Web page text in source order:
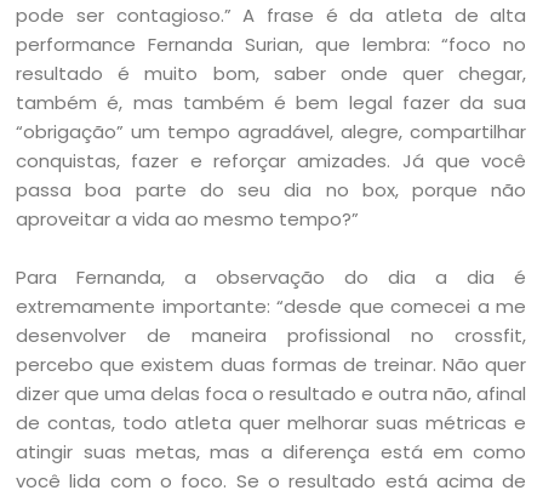
pode ser contagioso.” A frase é da atleta de alta
performance Fernanda Surian, que lembra: “foco no
resultado é muito bom, saber onde quer chegar,
também é, mas também é bem legal fazer da sua
“obrigação” um tempo agradável, alegre, compartilhar
conquistas, fazer e reforçar amizades. Já que você
passa boa parte do seu dia no box, porque não
aproveitar a vida ao mesmo tempo?”
Para Fernanda, a observação do dia a dia é
extremamente importante: “desde que comecei a me
desenvolver de maneira profissional no crossfit,
percebo que existem duas formas de treinar. Não quer
dizer que uma delas foca o resultado e outra não, afinal
de contas, todo atleta quer melhorar suas métricas e
atingir suas metas, mas a diferença está em como
você lida com o foco. Se o resultado está acima de